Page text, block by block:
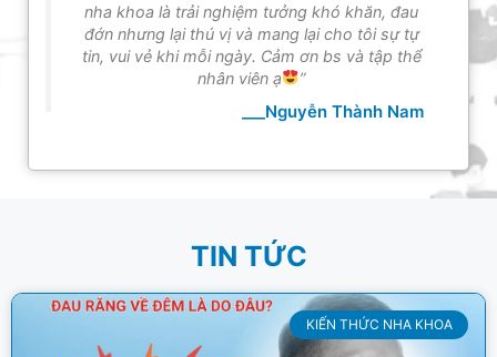
nha khoa là trải nghiệm tưởng khó khăn, đau
đớn nhưng lại thú vị và mang lại cho tôi sự tự
tin, vui vẻ khi mỗi ngày. Cảm ơn bs và tập thể
nhân viên ạ
”
___Nguyễn Thành Nam
TIN TỨC
KIẾN THỨC NHA KHOA